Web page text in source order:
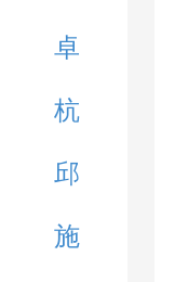
卓
杭
邱
施